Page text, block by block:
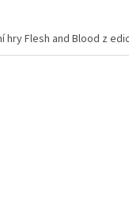
hry Flesh and Blood z